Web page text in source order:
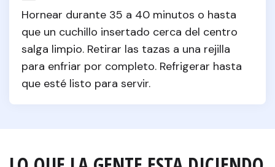
Hornear durante 35 a 40 minutos o hasta
que un cuchillo insertado cerca del centro
salga limpio. Retirar las tazas a una rejilla
para enfriar por completo. Refrigerar hasta
que esté listo para servir.